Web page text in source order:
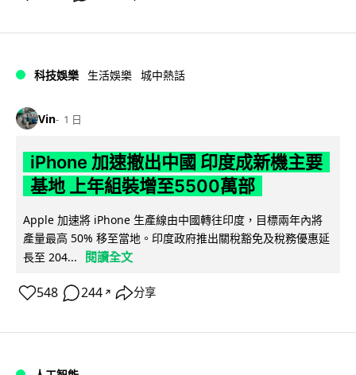
科技娛樂 生活娛樂 城中熱話
Vin 1 日
iPhone 加速撤出中國 印度成新機主要
基地 上年組裝增至5500萬部
Apple 加速將 iPhone 生產線由中國轉往印度，目標兩年內將
產量最高 50% 移至當地。印度政府推出關稅豁免及稅務優惠延
長至 204...
閱讀全文
548 244 ↗ 分享